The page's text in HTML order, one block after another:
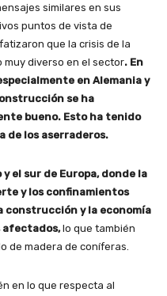
similares en sus
puntos de vista de
que la crisis de la
muy diverso en el sector. En
en Alemania y
se ha
bueno. Esto ha tenido
de los aserraderos.
y el sur de Europa, donde la
y los confinamientos
construcción y la economía
afectados,lo que también
de madera de coníferas.
en lo que respecta al